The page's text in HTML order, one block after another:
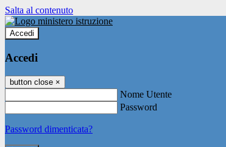
Salta al contenuto
Accedi
Accedi
button close ×
Nome Utente
Password
Password dimenticata?